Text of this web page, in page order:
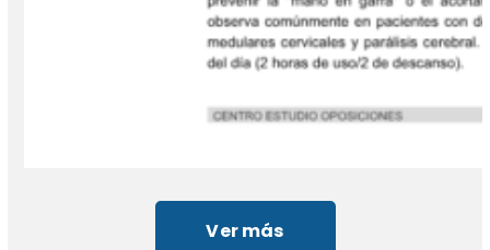
Ver más